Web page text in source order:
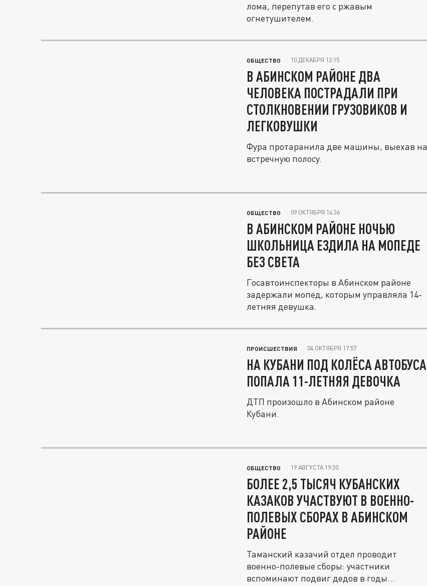
лома, перепутав его с ржавым
огнетушителем.
ОБЩЕСТВО 10 ДЕКАБРЯ 12:15
В АБИНСКОМ РАЙОНЕ ДВА
ЧЕЛОВЕКА ПОСТРАДАЛИ ПРИ
СТОЛКНОВЕНИИ ГРУЗОВИКОВ И
ЛЕГКОВУШКИ
Фура протаранила две машины, выехав на
встречную полосу.
ОБЩЕСТВО 09 ОКТЯБРЯ 14:36
В АБИНСКОМ РАЙОНЕ НОЧЬЮ
ШКОЛЬНИЦА ЕЗДИЛА НА МОПЕДЕ
БЕЗ СВЕТА
Госавтоинспекторы в Абинском районе
задержали мопед, которым управляла 14-
летняя девушка.
ПРОИСШЕСТВИЯ 04 ОКТЯБРЯ 17:57
НА КУБАНИ ПОД КОЛЁСА АВТОБУСА
ПОПАЛА 11-ЛЕТНЯЯ ДЕВОЧКА
ДТП произошло в Абинском районе
Кубани.
ОБЩЕСТВО 19 АВГУСТА 19:30
БОЛЕЕ 2,5 ТЫСЯЧ КУБАНСКИХ
КАЗАКОВ УЧАСТВУЮТ В ВОЕННО-
ПОЛЕВЫХ СБОРАХ В АБИНСКОМ
РАЙОНЕ
Таманский казачий отдел проводит
военно-полевые сборы: участники
вспоминают подвиг дедов в годы